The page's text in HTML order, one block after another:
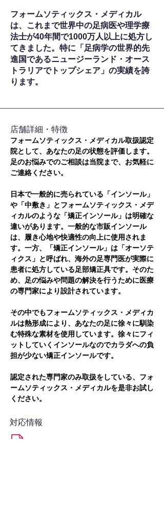
フォームソティックス・メディカル
は、これまで世界中の足病医や理学療
法士が40年間で1000万人以上に処方し
てきました。特に「足病学の世界的先
進国であるニュージーランド・オース
トラリアでトップシェア」の実績を誇
ります。
​店舗詳細・特徴
フォームソティックス・メディカル取扱認定
院として、あなたの足の状態を評価します。
足のお悩みでのご相談は当院まで、お気軽に
ご連絡ください。
日本で一般的に売られている「インソール」
や「中敷き」とフォームソティックス・メデ
ィカルのような「矯正インソール」は明確な
違いがあります。一般的な市販インソール
は、履き心地や快適性の向上に使用されま
す。一方、「矯正インソール」は「オーソテ
ィクス」と呼ばれ、海外の足専門医が実際に
患者に処方している足部矯正具です。そのた
め、足の悩みや問題の解決を行うために医療
の専門家により設計されています。
その中でもフォームソティックス・メディカ
ルは熱形成により、あなたの足に徐々に馴染
む特殊な素材を使用しています。徐々にフィ
ットしていくインソールなのでカラダへの負
担が少ない矯正インソールです。
認定された専門家のみ取扱をしている、フォ
ームソティックス・メディカルを是非お試し
ください。
対応情報